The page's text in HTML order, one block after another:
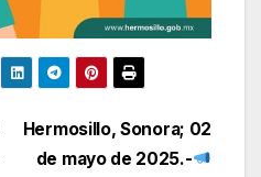
Hermosillo, Sonora; 02
de mayo de 2025.-